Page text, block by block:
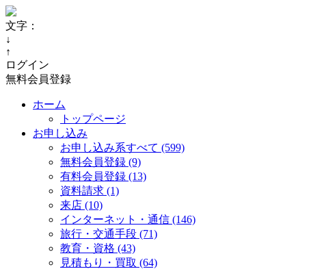
文字：
↓
↑
ログイン
無料会員登録
ホーム
トップページ
お申し込み
お申し込み系すべて (599)
無料会員登録 (9)
有料会員登録 (13)
資料請求 (1)
来店 (10)
インターネット・通信 (146)
旅行・交通手段 (71)
教育・資格 (43)
見積もり・買取 (64)